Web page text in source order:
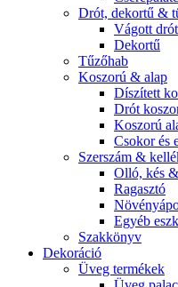
Drót, dekortű &
Vágott drót
Dekortű
Tűzőhab
Koszorú & alap
Díszített
Drót
Koszorú
Csokor és
Szerszám &
Olló, kés
Ragasztó
Egyéb
Szakkönyv
Dekoráció
Üveg termékek